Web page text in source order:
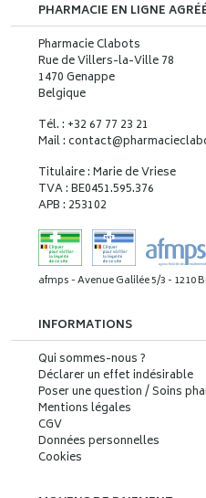
PHARMACIE EN LIGNE
Pharmacie Clabots
Rue de Villers-la-Ville 78
1470 Genappe
Belgique
Tél. : +32 67 77 23 21
Mail : contact@
Titulaire : Marie de Vriese
TVA : BE0451.595.376
APB : 253102
afmps - Avenue Galilée 5/3 - 1210
INFORMATIONS
Qui sommes-nous ?
Déclarer un effet indésirable
Poser une question / Soins
Mentions légales
CGV
Données personnelles
Cookies